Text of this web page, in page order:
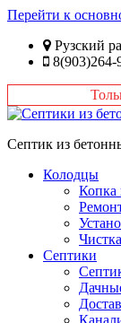
Перейти к
Рузский
8(903)264-
Септик из
Колодцы
Копка
Септики